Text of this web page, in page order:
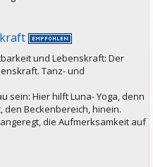
und Lebenskraft: Der
Tanz- und
sein: Hier hilft Luna- Yoga, denn
den Beckenbereich, hinein.
die Aufmerksamkeit auf